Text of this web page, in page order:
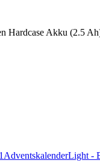
Hardcase Akku (2.5
AdventskalenderLight -